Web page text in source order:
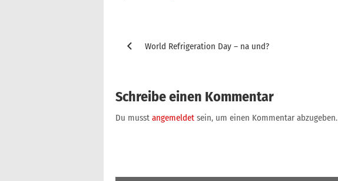
World Refrigeration Day – na und?
Schreibe einen Kommentar
Du musst angemeldet sein, um einen Kommentar abzugeben.